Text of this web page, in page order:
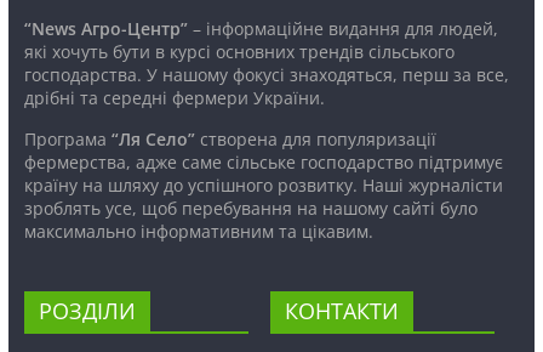
“News Агро-Центр”– інформаційне видання для людей,
які хочуть бути в курсі основних трендів сільського
господарства. У нашому фокусі знаходяться, перш за все,
дрібні та середні фермери України.
Програма “Ля Село”створена для популяризації
фермерства, адже саме сільське господарство підтримує
країну на шляху до успішного розвитку. Наші журналісти
зроблять усе, щоб перебування на нашому сайті було
максимально інформативним та цікавим.
РОЗДІЛИ КОНТАКТИ